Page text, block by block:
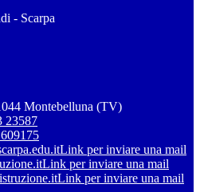
- Scarpa
Montebelluna (TV)
23587
Link per inviare una mail
Link per inviare una mail
Link per inviare una mail